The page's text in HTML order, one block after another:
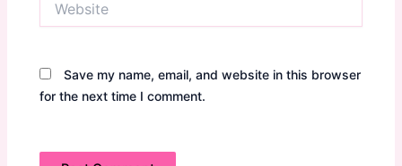
Save my name, email, and website in this browser
for the next time I comment.